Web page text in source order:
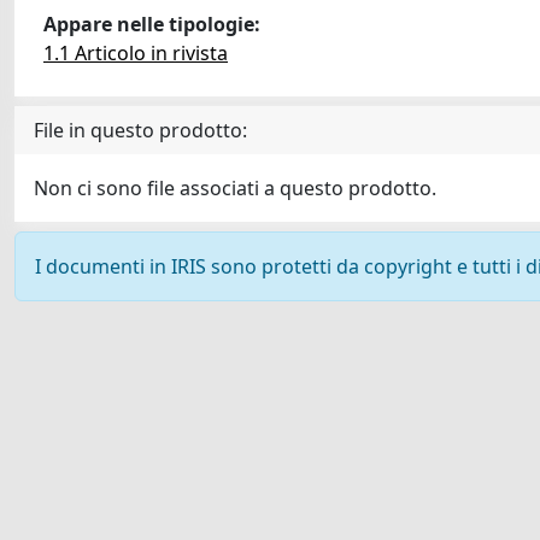
Appare nelle tipologie:
1.1 Articolo in rivista
File in questo prodotto:
Non ci sono file associati a questo prodotto.
I documenti in IRIS sono protetti da copyright e tutti i